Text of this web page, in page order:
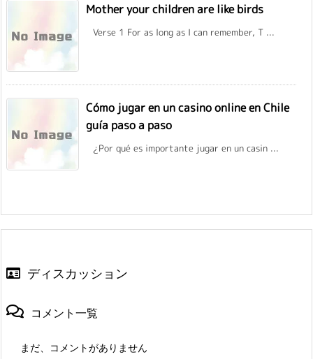
Mother your children are like birds
Verse 1 For as long as I can remember, T ...
Cómo jugar en un casino online en Chile
guía paso a paso
¿Por qué es importante jugar en un casin ...
ディスカッション
コメント一覧
まだ、コメントがありません